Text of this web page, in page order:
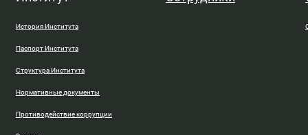
История Института
Паспорт Института
Структура Института
Нормативные документы
Противодействие коррупции